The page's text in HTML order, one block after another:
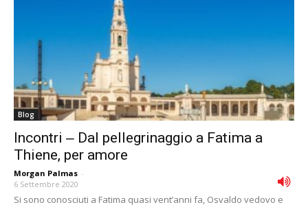
Blog
Incontri ‒ Dal pellegrinaggio a Fatima a
Thiene, per amore
Morgan Palmas -
6 Settembre 2020
Si sono conosciuti a Fatima quasi vent’anni fa, Osvaldo vedovo e